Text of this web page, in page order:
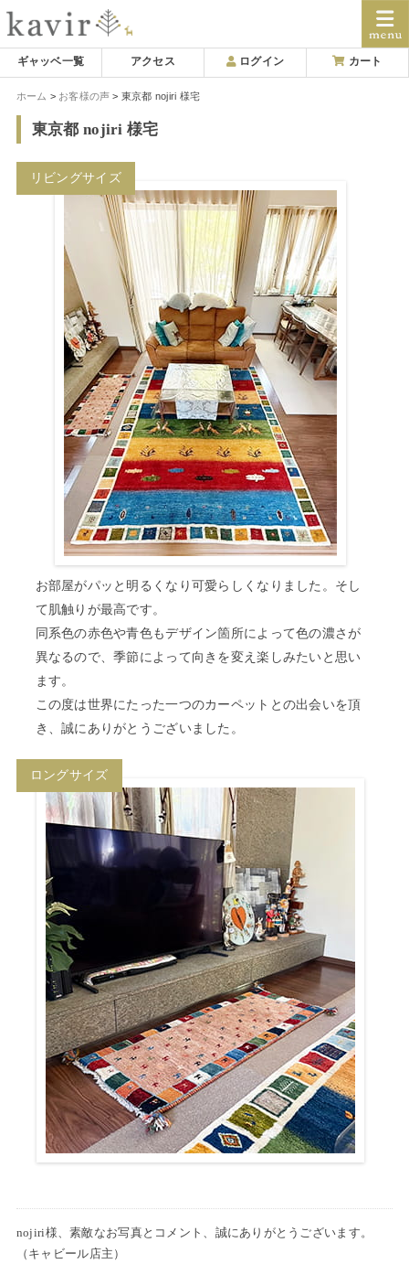
Skip
to
ギャッベ一覧 アクセス ログイン カート
ホーム お客様の声 東京都 nojiri 様宅
東京都 nojiri 様宅
リビングサイズ
お部屋がパッと明るくなり可愛らしくなりました。そし
て肌触りが最高です。
同系色の赤色や青色もデザイン箇所によって色の濃さが
異なるので、季節によって向きを変え楽しみたいと思い
ます。
この度は世界にたった一つのカーペットとの出会いを頂
き、誠にありがとうございました。
ロングサイズ
nojiri様、素敵なお写真とコメント、誠にありがとうございます。
（キャビール店主）